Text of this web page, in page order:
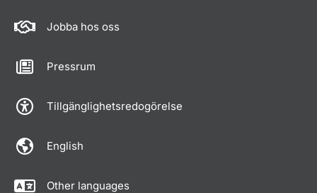
Jobba hos oss
Pressrum
Tillgänglighetsredogörelse
English
Other languages